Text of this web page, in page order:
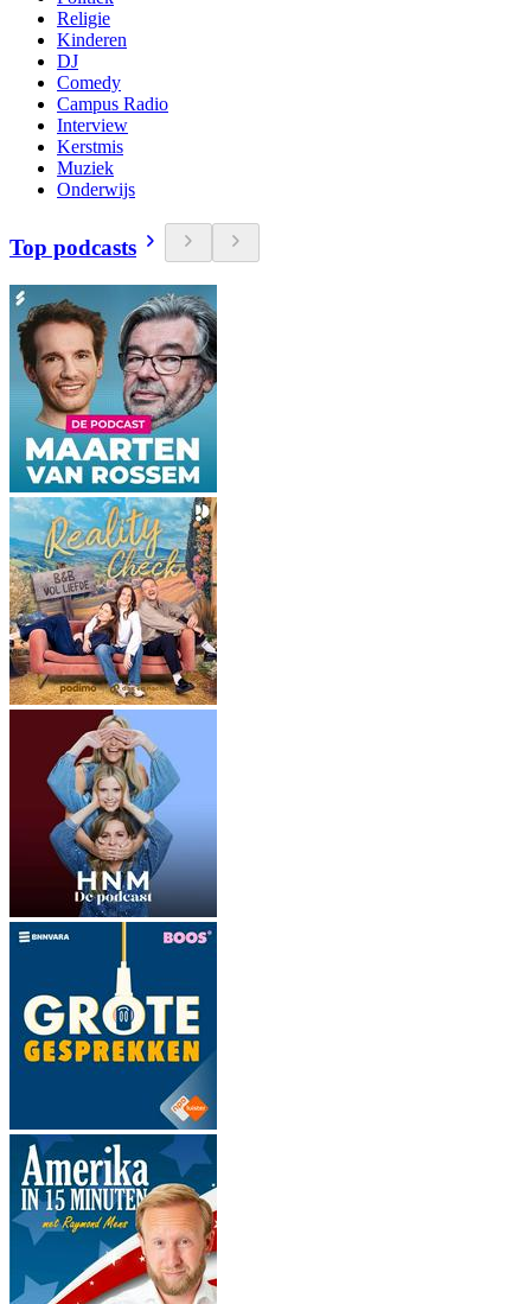
Religie
Kinderen
DJ
Comedy
Campus Radio
Interview
Kerstmis
Muziek
Onderwijs
Top podcasts